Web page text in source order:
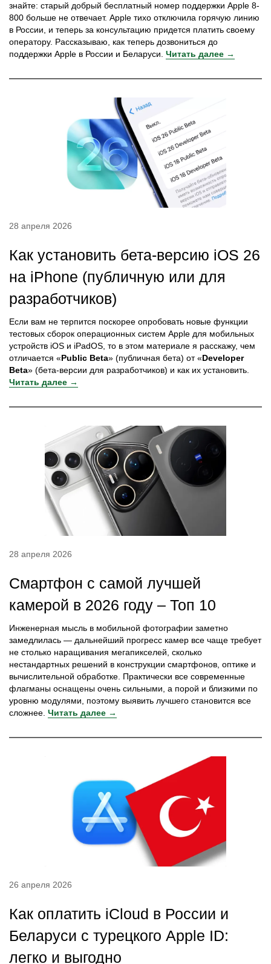
знайте: старый добрый бесплатный номер поддержки Apple 8-
800 больше не отвечает. Apple тихо отключила горячую линию
в России, и теперь за консультацию придется платить своему
оператору. Рассказываю, как теперь дозвониться до
поддержки Apple в России и Беларуси. Читать далее →
28 апреля 2026
Как установить бета-версию iOS 26
на iPhone (публичную или для
разработчиков)
Если вам не терпится поскорее опробовать новые функции
тестовых сборок операционных систем Apple для мобильных
устройств iOS и iPadOS, то в этом материале я расскажу, чем
отличается «Public Beta» (публичная бета) от «Developer
Beta» (бета-версии для разработчиков) и как их установить.
Читать далее →
28 апреля 2026
Смартфон с самой лучшей
камерой в 2026 году – Топ 10
Инженерная мысль в мобильной фотографии заметно
замедлилась — дальнейший прогресс камер все чаще требует
не столько наращивания мегапикселей, сколько
нестандартных решений в конструкции смартфонов, оптике и
вычислительной обработке. Практически все современные
флагманы оснащены очень сильными, а порой и близкими по
уровню модулями, поэтому выявить лучшего становится все
сложнее. Читать далее →
26 апреля 2026
Как оплатить iCloud в России и
Беларуси с турецкого Apple ID:
легко и выгодно